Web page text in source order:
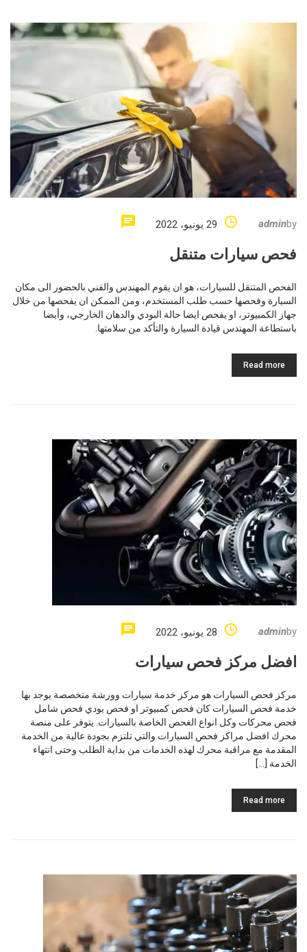
by
admin 29 يونيو، 2022
فحص سيارات متنقل
الفحص المتنقل للسيارات، هو ان يقوم المهندس والفني بالحضور الى مكان
السيارة وفحصها حسب طلب المستخدم، ومن الممكن ان يفحصها من خلال
جهاز الكمبيوتر، او يفحص ايضا حالة البودي والدهان الخارجي، وأيضا
باستطاعة المهندس قيادة السيارة والتأكد من سلامتها.
Read more
by
admin 28 يونيو، 2022
افضل مركز فحص سيارات
مركز فحص السيارات هو مركز خدمة سيارات وورشة متخصصة يوجد بها
خدمة فحص السيارات كان فحص كمبيوتر او فحص بودي فحص شامل
فحص محركات وكل انواع الغحص الخاصة بالسيارات. يتوفر على منصة
محرك افضل مراكز فحص السيارات والتي تلتزم بجودة عالية من الخدمة
المقدمة مع مراقبة محرك لهذه الخدمات من بداية الطلب وحتى انتهاء
الخدمة […]
Read more